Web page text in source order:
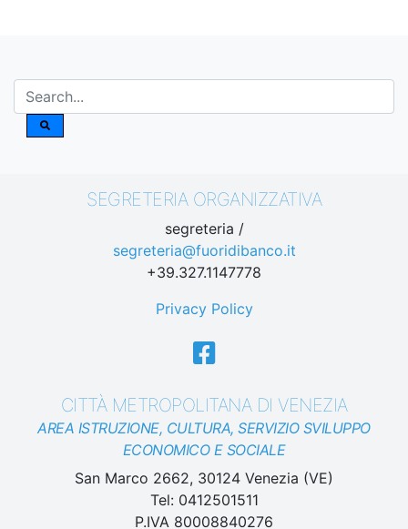
SEGRETERIA ORGANIZZATIVA
segreteria /
segreteria@fuoridibanco.it
+39.327.1147778
Privacy Policy
CITTÀ METROPOLITANA DI VENEZIA
AREA ISTRUZIONE, CULTURA, SERVIZIO SVILUPPO
ECONOMICO E SOCIALE
San Marco 2662, 30124 Venezia (VE)
Tel: 0412501511
P.IVA 80008840276